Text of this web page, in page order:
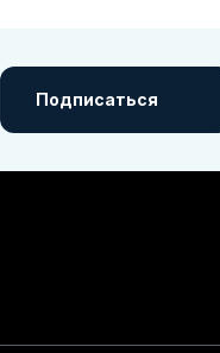
Подписаться